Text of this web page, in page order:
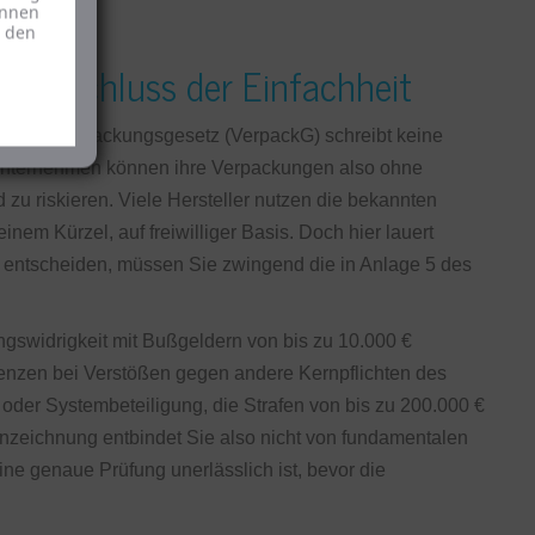
den
der Einfachheit
Das Verpackungsgesetz (VerpackG) schreibt keine
können ihre Verpackungen also ohne
riskieren. Viele Hersteller nutzen die bekannten
Kürzel, auf freiwilliger Basis. Doch hier lauert
müssen Sie zwingend die in Anlage 5 des
mit Bußgeldern von bis zu 10.000 €
bei Verstößen gegen andere Kernpflichten des
Systembeteiligung, die Strafen von bis zu 200.000 €
entbindet Sie also nicht von fundamentalen
genaue Prüfung unerlässlich ist, bevor die